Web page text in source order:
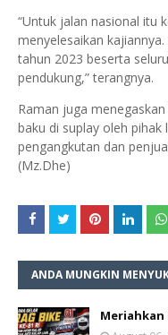
“Untuk jalan nasional itu
menyelesaikan
tahun 2023 beserta
pendukung,” terangnya.
Raman juga
baku di suplay oleh pihak
pengangkutan dan
(Mz.Dhe)
ANDA MUNGKIN
Meriahkan